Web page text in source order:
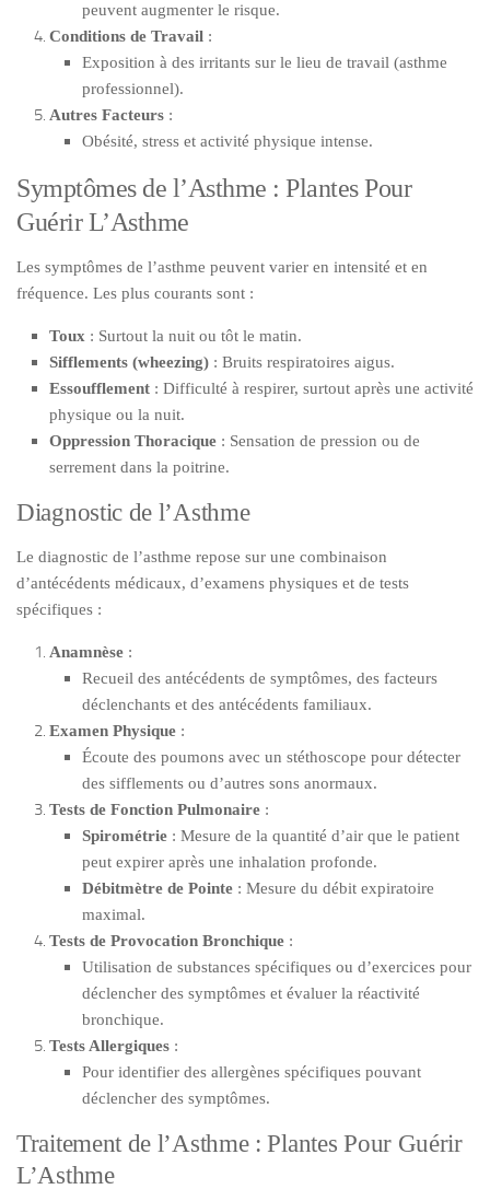
peuvent augmenter le risque.
Conditions de Travail :
Exposition à des irritants sur le lieu de travail (asthme
professionnel).
Autres Facteurs :
Obésité, stress et activité physique intense.
Symptômes de l’Asthme : Plantes Pour
Guérir L’Asthme
Les symptômes de l’asthme peuvent varier en intensité et en
fréquence. Les plus courants sont :
Toux : Surtout la nuit ou tôt le matin.
Sifflements (wheezing) : Bruits respiratoires aigus.
Essoufflement : Difficulté à respirer, surtout après une activité
physique ou la nuit.
Oppression Thoracique : Sensation de pression ou de
serrement dans la poitrine.
Diagnostic de l’Asthme
Le diagnostic de l’asthme repose sur une combinaison
d’antécédents médicaux, d’examens physiques et de tests
spécifiques :
Anamnèse :
Recueil des antécédents de symptômes, des facteurs
déclenchants et des antécédents familiaux.
Examen Physique :
Écoute des poumons avec un stéthoscope pour détecter
des sifflements ou d’autres sons anormaux.
Tests de Fonction Pulmonaire :
Spirométrie : Mesure de la quantité d’air que le patient
peut expirer après une inhalation profonde.
Débitmètre de Pointe : Mesure du débit expiratoire
maximal.
Tests de Provocation Bronchique :
Utilisation de substances spécifiques ou d’exercices pour
déclencher des symptômes et évaluer la réactivité
bronchique.
Tests Allergiques :
Pour identifier des allergènes spécifiques pouvant
déclencher des symptômes.
Traitement de l’Asthme : Plantes Pour Guérir
L’Asthme